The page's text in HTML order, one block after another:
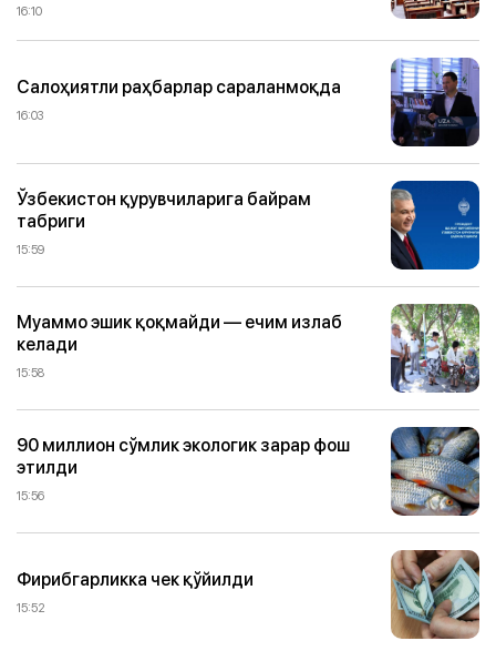
16:10
Салоҳиятли раҳбарлар сараланмоқда
16:03
Ўзбекистон қурувчиларига байрам
табриги
15:59
Муаммо эшик қоқмайди — ечим излаб
келади
15:58
90 миллион сўмлик экологик зарар фош
этилди
15:56
Фирибгарликка чек қўйилди
15:52